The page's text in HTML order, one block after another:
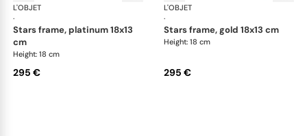
L'OBJET
·
Picture Frames
stars frame, platinum 18x13
cm
Height: 18 cm
295 €
L'OBJET
·
stars frame, gold 18x13 cm
Height: 18 cm
295 €